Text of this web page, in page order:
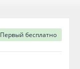
Первый бесплатно